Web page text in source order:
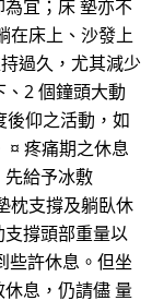
宜；床 墊亦不
在床上、沙發上
過久，尤其減少
2 個鐘頭大動
後仰之活動，如
¤ 疼痛期之休息
給予冰敷
枕支撐及躺臥休
撐頭部重量以
些許休息。但坐
休息，仍請儘 量